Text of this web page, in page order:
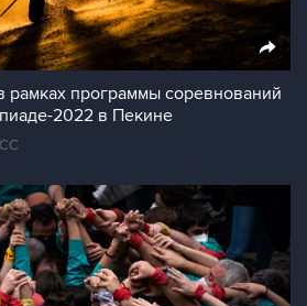
рамках программы соревнований
2022 в Пекине